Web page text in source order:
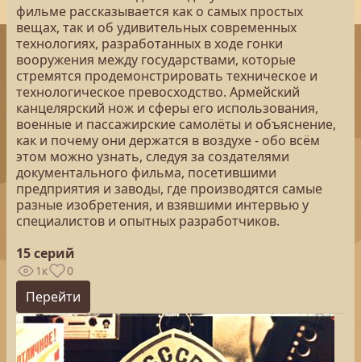
фильме рассказывается как о самых простых
вещах, так и об удивительных современных
технологиях, разработанных в ходе гонки
вооружения между государствами, которые
стремятся продемонстрировать техническое и
технологическое превосходство. Армейский
канцелярский нож и сферы его использования,
военные и пассажирские самолёты и объяснение,
как и почему они держатся в воздухе - обо всём
этом можно узнать, следуя за создателями
документального фильма, посетившими
предприятия и заводы, где производятся самые
разные изобретения, и взявшими интервью у
специалистов и опытных разработчиков.
15 серий
1к 0
Перейти